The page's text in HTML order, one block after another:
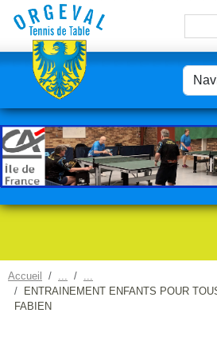
Accueil
ENTRAINEMENT ENFANTS POUR
FABIEN
Panneau de gestion des cookies